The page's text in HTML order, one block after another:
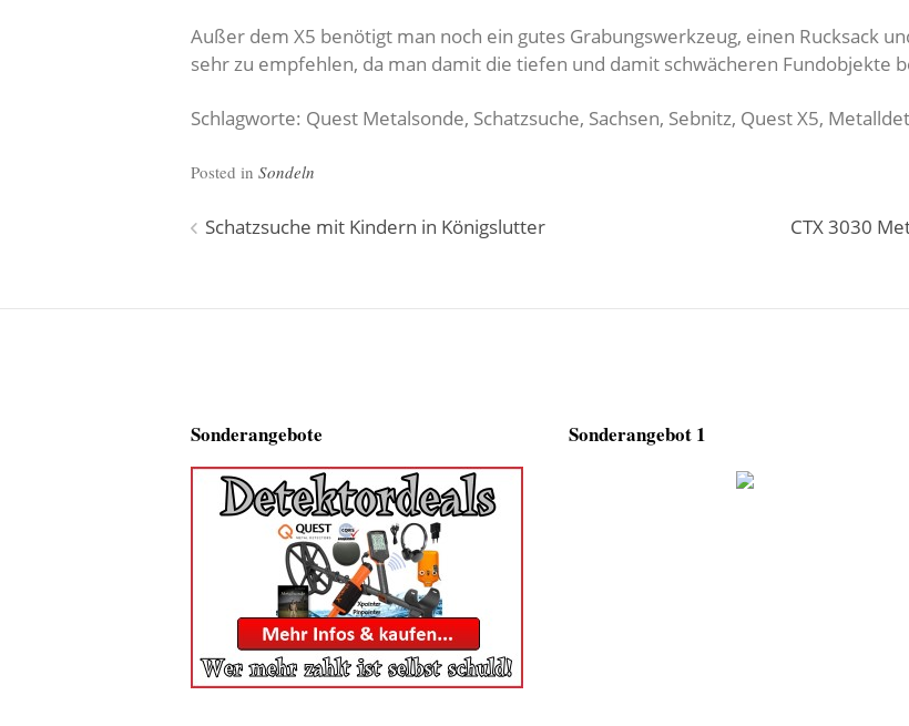
Außer dem X5 benötigt man noch ein gutes Grabungswerkzeug, einen Rucksack
sehr zu empfehlen, da man damit die tiefen und damit schwächeren Fundobjekte
Schlagworte: Quest Metalsonde, Schatzsuche, Sachsen, Sebnitz, Quest X5,
Posted in Sondeln
Beitragsnavigation
Schatzsuche mit Kindern in Königslutter CTX 3030
Sonderangebote Sonderangebot 1